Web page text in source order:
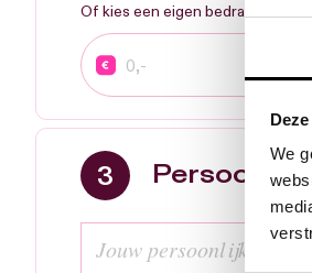
We
Of kies een eigen bedrag: